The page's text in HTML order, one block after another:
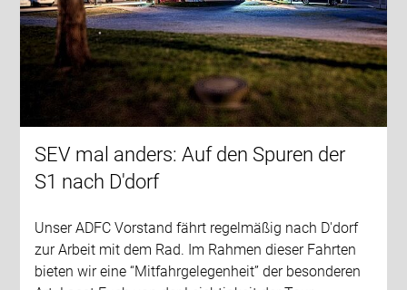
SEV mal anders: Auf den Spuren der
S1 nach D'dorf
Unser ADFC Vorstand fährt regelmäßig nach D'dorf
zur Arbeit mit dem Rad. Im Rahmen dieser Fahrten
bieten wir eine “Mitfahrgelegenheit” der besonderen